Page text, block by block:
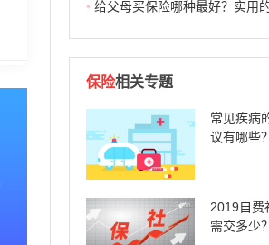
• 给父母买保险哪种最好？实用
保险相关专题
常见疾病
议有哪些？
2019自费
需交多少？